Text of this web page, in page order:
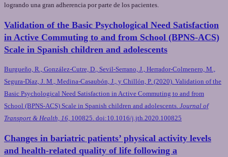
logrando una gran adherencia por parte de los pacientes.
Validation of the Basic Psychological Need Satisfaction
in Active Commuting to and from School (BPNS-ACS)
Scale in Spanish children and adolescents
Burgueño, R., González-Cutre, D., Sevil-Serrano, J., Herrador-Colmenero, M.,
Segura-Díaz, J. M., Medina-Casaubón, J., y Chillón, P. (2020). Validation of the
Basic Psychological Need Satisfaction in Active Commuting to and from
School (BPNS-ACS) Scale in Spanish children and adolescents. Journal of
Transport & Health, 16, 100825. doi:10.1016/j.jth.2020.100825
Changes in bariatric patients’ physical activity levels
and health-related quality of life following a